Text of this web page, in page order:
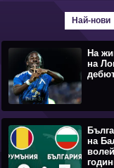
Най-нови
На
на
на